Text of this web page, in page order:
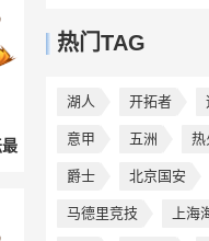
热门TAG
湖人 开拓者
意甲 五洲 热
爵士 北京国安
马德里竞技 上海